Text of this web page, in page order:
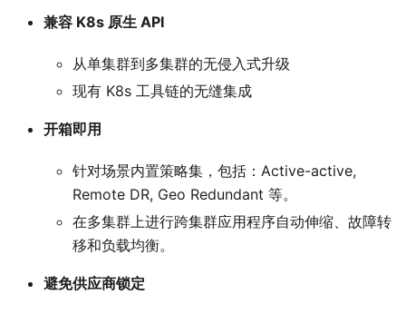
兼容 K8s 原生 API
从单集群到多集群的无侵入式升级
现有 K8s 工具链的无缝集成
开箱即用
针对场景内置策略集，包括：Active-active,
Remote DR, Geo Redundant 等。
在多集群上进行跨集群应用程序自动伸缩、故障转
移和负载均衡。
避免供应商锁定